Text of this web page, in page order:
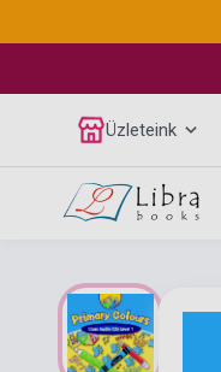
Üzleteink